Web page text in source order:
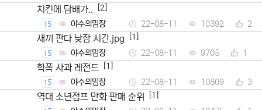
치킨에 담배가.. [2]
15 야수의밈장 22-08-11 10392 2
새끼 판다 낮잠 시간.jpg [1]
15 야수의밈장 22-08-11 9705 1
학폭 사과 레전드 [1]
15 야수의밈장 22-08-11 10809 3
역대 소년점프 만화 판매 순위 [1]